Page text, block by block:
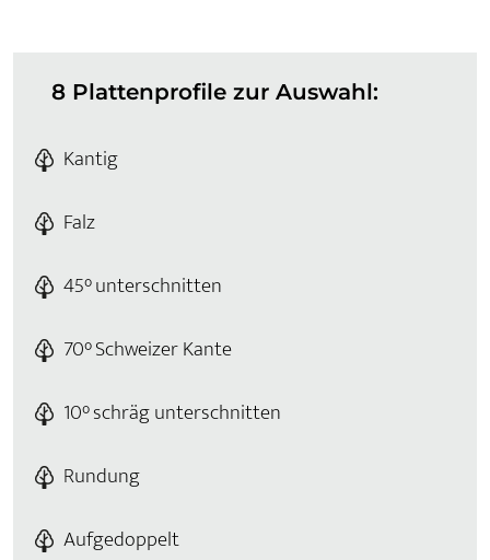
8 Plattenprofile zur Auswahl:
Kantig
Falz
45° unterschnitten
70° Schweizer Kante
10° schräg unterschnitten
Rundung
Aufgedoppelt